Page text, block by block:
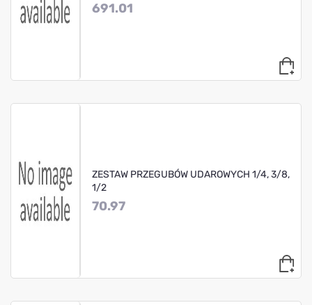
691.01
ZESTAW PRZEGUBÓW UDAROWYCH 1/4, 3/8,
1/2
70.97